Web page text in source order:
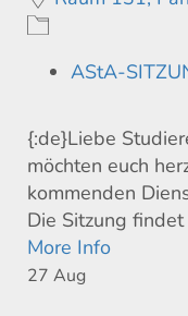
AStA-
{:de}Liebe
möchten euch
kommenden
Die Sitzung
More Info
27 Aug